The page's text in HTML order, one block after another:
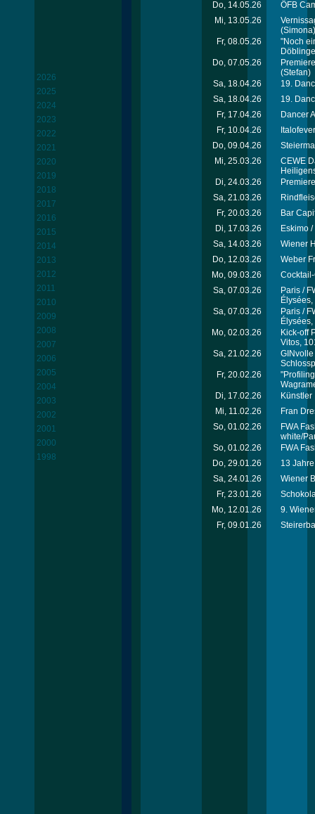
2026
2025
2024
2023
2022
2021
2020
2019
2018
2017
2016
2015
2014
2013
2012
2011
2010
2009
2008
2007
2006
2005
2004
2003
2002
2001
2000
1998
Do, 14.05.26
ÖFB
Mi, 13.05.26
(Simona)
Fr, 08.05.26
"Noch
Do, 07.05.26
(Stefan)
Sa, 18.04.26
19.
Sa, 18.04.26
19.
Fr, 17.04.26
Dancer
Fr, 10.04.26
Do, 09.04.26
Mi, 25.03.26
CEWE
Di, 24.03.26
Sa, 21.03.26
Fr, 20.03.26
Bar
Di, 17.03.26
Eskimo
Sa, 14.03.26
Wiener
Do, 12.03.26
Weber
Mo, 09.03.26
Sa, 07.03.26
Paris /
Sa, 07.03.26
Paris /
Mo, 02.03.26
Kick-off
Vitos,
Sa, 21.02.26
Fr, 20.02.26
Di, 17.02.26
Mi, 11.02.26
Fran
So, 01.02.26
FWA
white/
So, 01.02.26
FWA
Do, 29.01.26
13
Sa, 24.01.26
Wiener
Fr, 23.01.26
Mo, 12.01.26
9.
Fr, 09.01.26